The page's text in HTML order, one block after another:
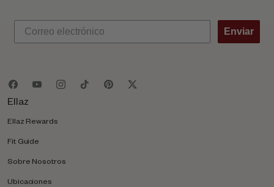
Enviar
Ellaz
Ellaz Rewards
Fit Guide
Sobre Nosotros
Ubicaciones